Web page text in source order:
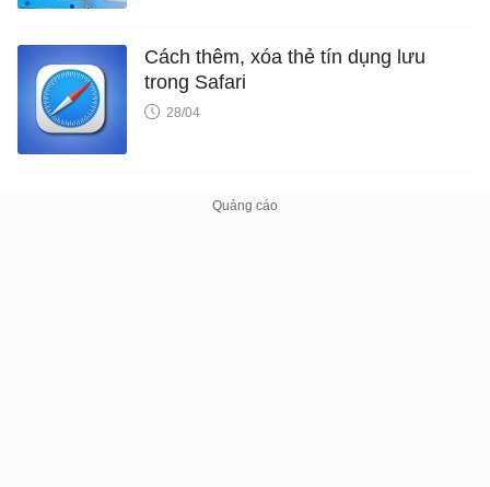
Cách thêm, xóa thẻ tín dụng lưu
trong Safari
28/04